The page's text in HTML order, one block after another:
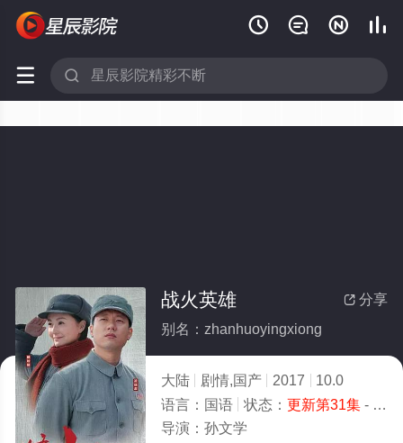
   
 
 分享
战火英雄
别名：zhanhuoyingxiong
大陆 剧情,国产 2017
10.0
语言： 国语 状态： 更新第31集- 免费在线观看
导演： 孙文学